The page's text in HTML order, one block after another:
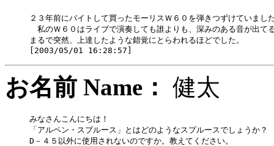
２３年前にバイトして買ったモーリスＷ６０を弾きつずけていま
私のＷ６０はライブで演奏しても誰よりも、深みのある音が出て
まるで突然、上達したような錯覚にとらわれるほどでした。
お名前 Name： 健太
みなさんこんにちは！
「アルペン・スプルース」とはどのようなスプルースでしょうか？
D－４５以外に使用されないのですか。教えてください。